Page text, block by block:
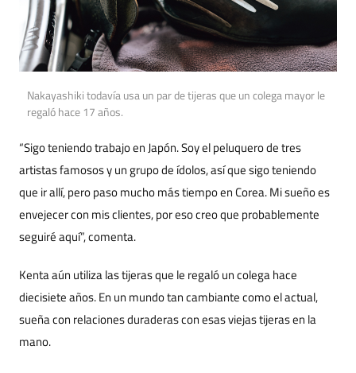
Nakayashiki todavía usa un par de tijeras que un colega mayor le
regaló hace 17 años.
“Sigo teniendo trabajo en Japón. Soy el peluquero de tres
artistas famosos y un grupo de ídolos, así que sigo teniendo
que ir allí, pero paso mucho más tiempo en Corea. Mi sueño es
envejecer con mis clientes, por eso creo que probablemente
seguiré aquí”, comenta.
Kenta aún utiliza las tijeras que le regaló un colega hace
diecisiete años. En un mundo tan cambiante como el actual,
sueña con relaciones duraderas con esas viejas tijeras en la
mano.